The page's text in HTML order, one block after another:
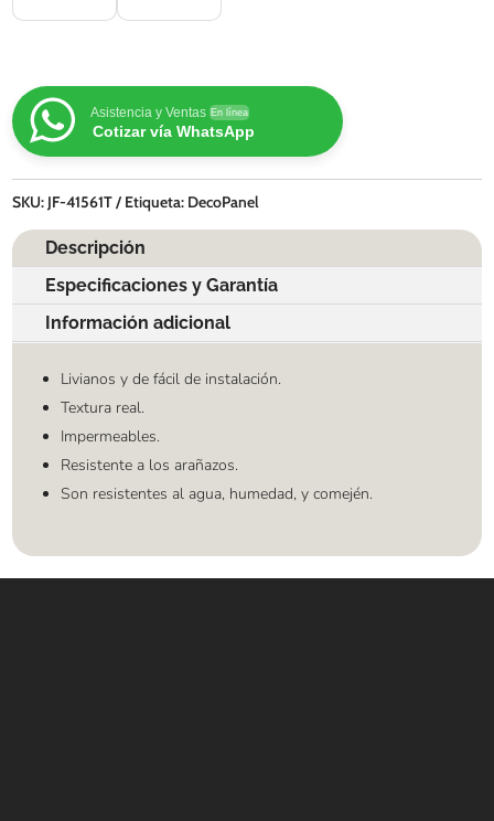
Asistencia y Ventas En línea
Cotizar vía WhatsApp
SKU: JF-41561T Etiqueta: DecoPanel
Descripción
Especificaciones y Garantía
Información adicional
Livianos y de fácil de instalación.
Textura real.
Impermeables.
Resistente a los arañazos.
Son resistentes al agua, humedad, y comején.